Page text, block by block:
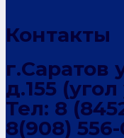
Контакты
г.Саратов
д.155
Тел: 8
8(908)